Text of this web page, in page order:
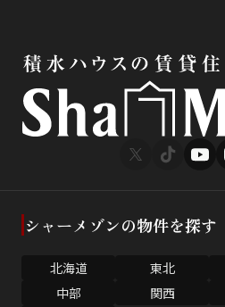
シャーメゾンの物件を探す
北海道 東北
中部
関西